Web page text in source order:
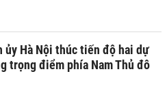
ủy Hà Nội thúc tiến độ hai dự
trọng điểm phía Nam Thủ đô